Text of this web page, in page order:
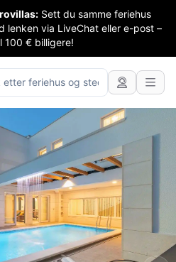
Sett du samme feriehus
lenken via LiveChat eller e-post –
100 € billigere!